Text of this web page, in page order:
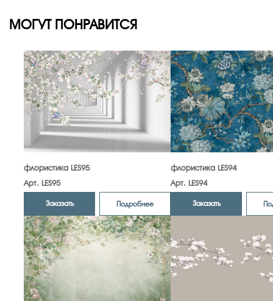
МОГУТ ПОНРАВИТСЯ
флористика LES95
Арт. LES95
Заказать Подробнее
флористика LES94
Арт. LES94
Заказать